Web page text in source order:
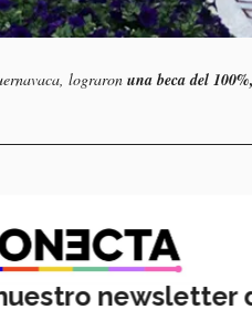
lograron una beca del 100%,
individualcon una
los retos más complicados
newsletter